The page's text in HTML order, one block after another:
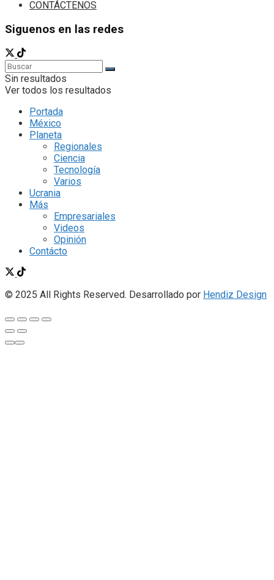
CONTÁCTENOS
Siguenos en las redes
Sin resultados
Ver todos los resultados
Portada
México
Planeta
Regionales
Ciencia
Tecnología
Varios
Ucrania
Más
Empresariales
Videos
Opinión
Contácto
© 2025 All Rights Reserved. Desarrollado por Hendiz Design